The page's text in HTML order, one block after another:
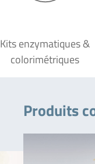
Kits enzymatiques &
colorimétriques
Produits